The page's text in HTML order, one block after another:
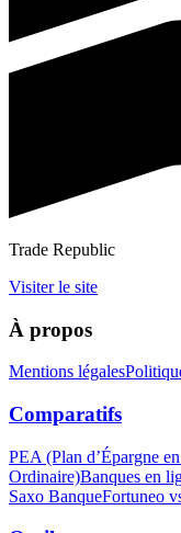
Trade Republic
Visiter le site
À propos
Mentions légales
Comparatifs
PEA (Plan d’Épargne
Ordinaire)Banques en
Saxo BanqueFortuneo